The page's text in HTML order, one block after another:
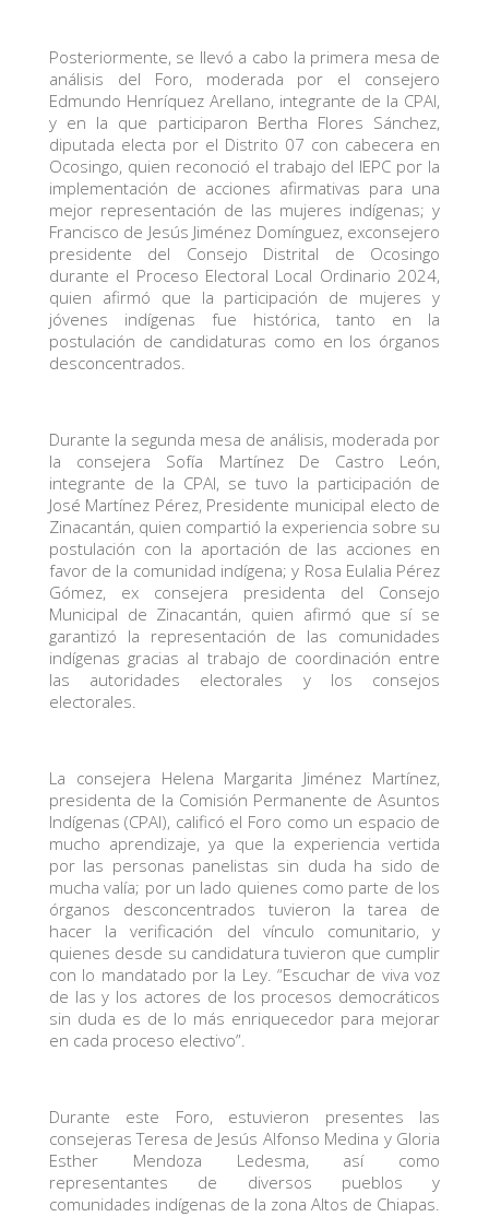
Posteriormente, se llevó a cabo la primera mesa de
análisis del Foro, moderada por el consejero
Edmundo Henríquez Arellano, integrante de la CPAI,
y en la que participaron Bertha Flores Sánchez,
diputada electa por el Distrito 07 con cabecera en
Ocosingo, quien reconoció el trabajo del IEPC por la
implementación de acciones afirmativas para una
mejor representación de las mujeres indígenas; y
Francisco de Jesús Jiménez Domínguez, exconsejero
presidente del Consejo Distrital de Ocosingo
durante el Proceso Electoral Local Ordinario 2024,
quien afirmó que la participación de mujeres y
jóvenes indígenas fue histórica, tanto en la
postulación de candidaturas como en los órganos
desconcentrados.
Durante la segunda mesa de análisis, moderada por
la consejera Sofía Martínez De Castro León,
integrante de la CPAI, se tuvo la participación de
José Martínez Pérez, Presidente municipal electo de
Zinacantán, quien compartió la experiencia sobre su
postulación con la aportación de las acciones en
favor de la comunidad indígena; y Rosa Eulalia Pérez
Gómez, ex consejera presidenta del Consejo
Municipal de Zinacantán, quien afirmó que sí se
garantizó la representación de las comunidades
indígenas gracias al trabajo de coordinación entre
las autoridades electorales y los consejos
electorales.
La consejera Helena Margarita Jiménez Martínez,
presidenta de la Comisión Permanente de Asuntos
Indígenas (CPAI), calificó el Foro como un espacio de
mucho aprendizaje, ya que la experiencia vertida
por las personas panelistas sin duda ha sido de
mucha valía; por un lado quienes como parte de los
órganos desconcentrados tuvieron la tarea de
hacer la verificación del vínculo comunitario, y
quienes desde su candidatura tuvieron que cumplir
con lo mandatado por la Ley. “Escuchar de viva voz
de las y los actores de los procesos democráticos
sin duda es de lo más enriquecedor para mejorar
en cada proceso electivo”.
Durante este Foro, estuvieron presentes las
consejeras Teresa de Jesús Alfonso Medina y Gloria
Esther Mendoza Ledesma, así como
representantes de diversos pueblos y
comunidades indígenas de la zona Altos de Chiapas.